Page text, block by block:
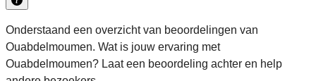
Onderstaand een overzicht van beoordelingen van
Ouabdelmoumen. Wat is jouw ervaring met
Ouabdelmoumen? Laat een beoordeling achter en help